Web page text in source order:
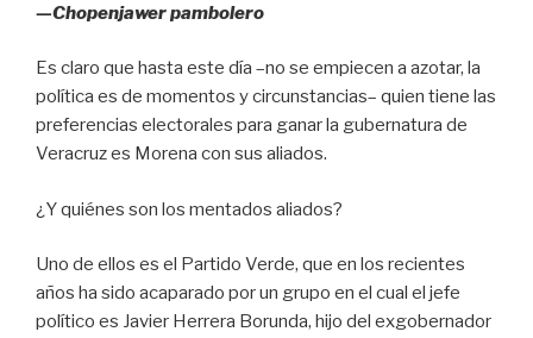
—Chopenjawer pambolero
Es claro que hasta este día –no se empiecen a azotar, la
política es de momentos y circunstancias– quien tiene las
preferencias electorales para ganar la gubernatura de
Veracruz es Morena con sus aliados.
¿Y quiénes son los mentados aliados?
Uno de ellos es el Partido Verde, que en los recientes
años ha sido acaparado por un grupo en el cual el jefe
político es Javier Herrera Borunda, hijo del exgobernador